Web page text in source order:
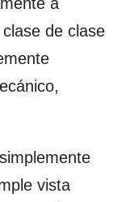
de clase
vista